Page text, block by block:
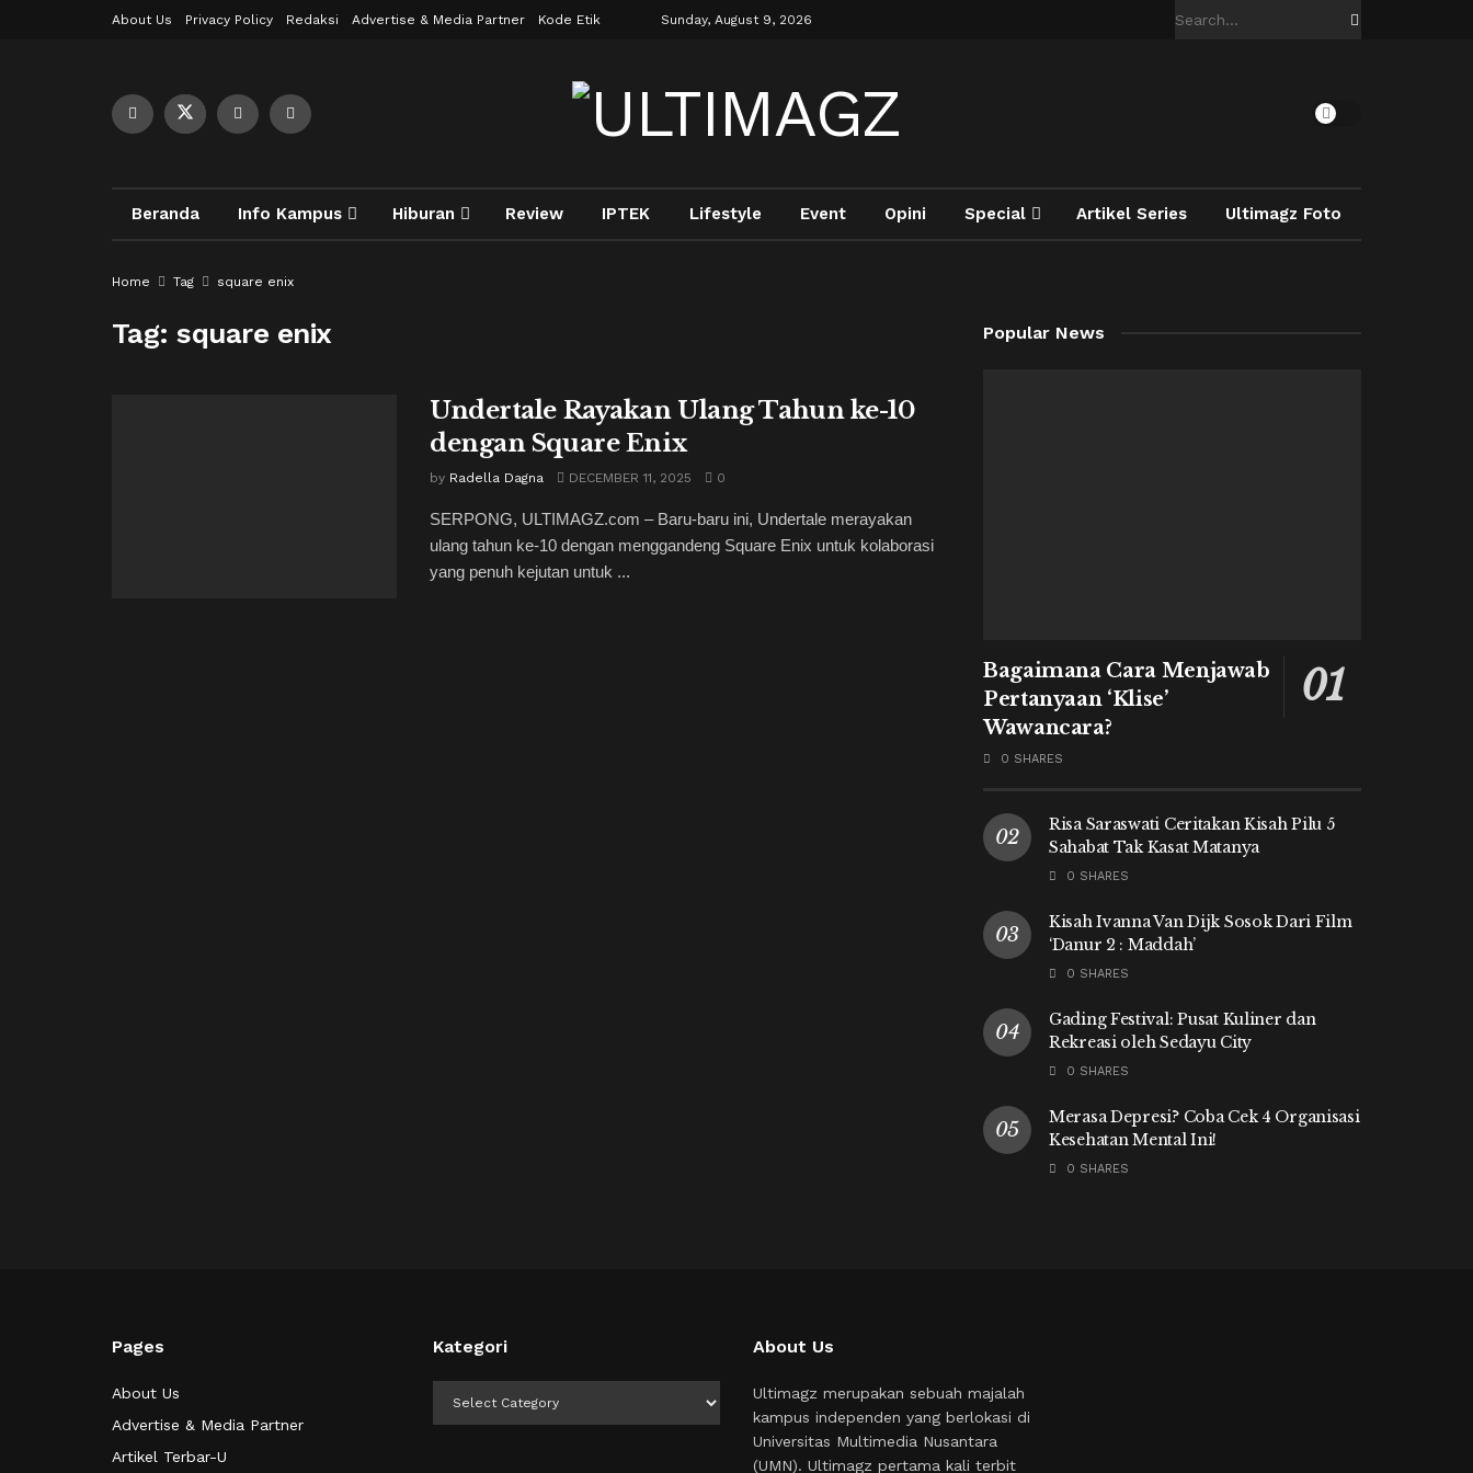
About Us Privacy Policy Redaksi Advertise & Media Partner Kode Etik Sunday, August 9, 2026
Beranda Info Kampus Hiburan Review IPTEK Lifestyle Event Opini Special Artikel Series Ultimagz Foto
Home Tag square enix
Tag:square enix
Undertale Rayakan Ulang Tahun ke-10
dengan Square Enix
by Radella Dagna DECEMBER 11, 2025 0
SERPONG, ULTIMAGZ.com – Baru-baru ini, Undertale merayakan
ulang tahun ke-10 dengan menggandeng Square Enix untuk kolaborasi
yang penuh kejutan untuk ...
Popular News
Bagaimana Cara Menjawab
Pertanyaan ‘Klise’
Wawancara?
0 SHARES
Risa Saraswati Ceritakan Kisah Pilu 5
Sahabat Tak Kasat Matanya
0 SHARES
Kisah Ivanna Van Dijk Sosok Dari Film
‘Danur 2 : Maddah’
0 SHARES
Gading Festival: Pusat Kuliner dan
Rekreasi oleh Sedayu City
0 SHARES
Merasa Depresi? Coba Cek 4 Organisasi
Kesehatan Mental Ini!
0 SHARES
Pages
About Us
Advertise & Media Partner
Artikel Terbar-U
Kategori About Us
Ultimagz merupakan sebuah majalah
kampus independen yang berlokasi di
Universitas Multimedia Nusantara
(UMN). Ultimagz pertama kali terbit